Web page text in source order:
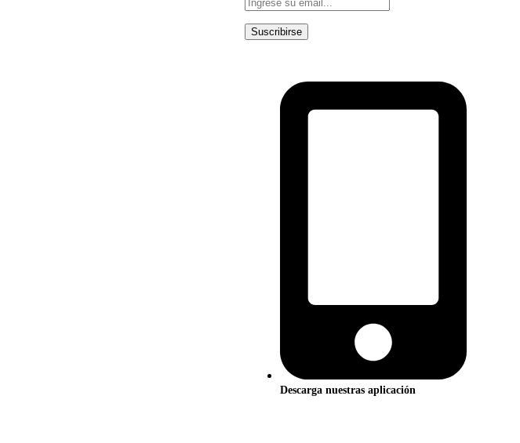
Suscribirse
Descarga nuestras aplicación